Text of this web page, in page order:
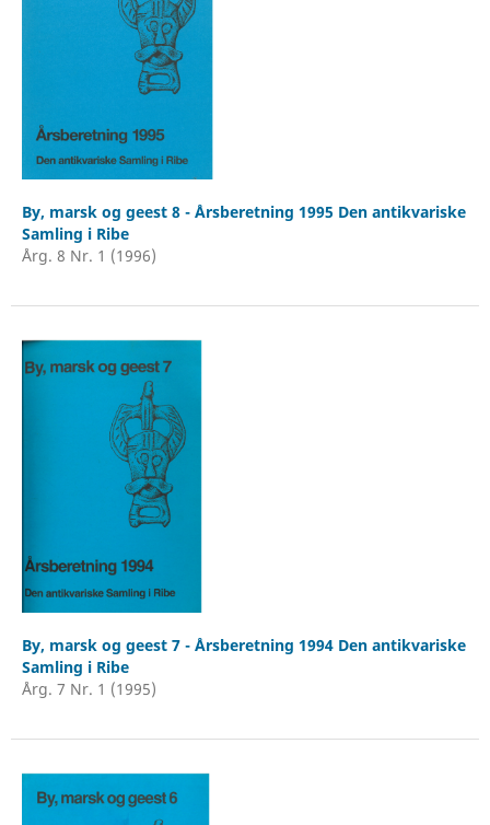
By, marsk og geest 8 - Årsberetning 1995 Den antikvariske
Samling i Ribe
Årg. 8 Nr. 1 (1996)
By, marsk og geest 7 - Årsberetning 1994 Den antikvariske
Samling i Ribe
Årg. 7 Nr. 1 (1995)